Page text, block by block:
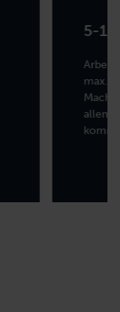
5-
max.
allem